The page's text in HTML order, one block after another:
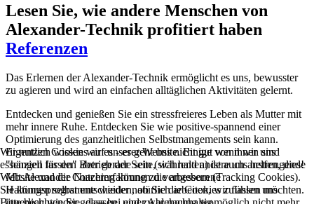
Lesen Sie, wie andere Menschen von
Alexander-Technik profitiert haben
Referenzen
Das Erlernen der Alexander-Technik ermöglicht es uns, bewusster
zu agieren und wird an einfachen alltäglichen Aktivitäten gelernt.
Entdecken und genießen Sie ein stressfreieres Leben als Mutter mit
mehr innere Ruhe. Entdecken Sie wie positive-spannend einer
Optimierung des ganzheitlichen Selbstmangements sein kann.
Eigentlich wissen wir es - es geht uns nicht gut wenn wir uns
"hängen lassen" aber gerade sein (sich halten) ist auch anstrengend!
Mit Alexander Coaching können die angeborene
Haltungsprogramme wieder natürlich arbeiten, wir fühlen uns
Wir nutzen Cookies auf unserer Website. Einige von ihnen sind
essenziell für den Betrieb der Seite, während andere uns helfen, diese
Website und die Nutzererfahrung zu verbessern (Tracking Cookies).
Sie können selbst entscheiden, ob Sie die Cookies zulassen möchten.